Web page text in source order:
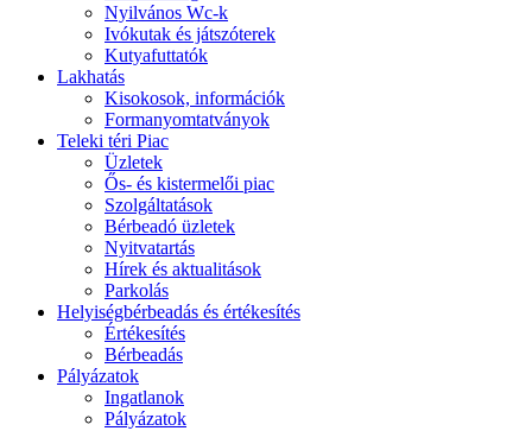
Nyilvános Wc-k
Ivókutak és játszóterek
Kutyafuttatók
Lakhatás
Kisokosok, információk
Formanyomtatványok
Teleki téri Piac
Üzletek
Ős- és kistermelői piac
Szolgáltatások
Bérbeadó üzletek
Nyitvatartás
Hírek és aktualitások
Parkolás
Helyiségbérbeadás és értékesítés
Értékesítés
Bérbeadás
Pályázatok
Ingatlanok
Pályázatok